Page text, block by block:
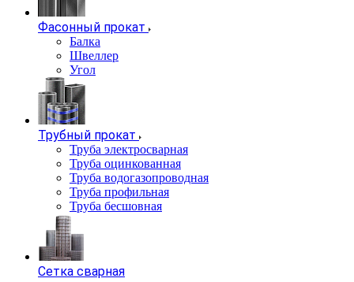
Фасонный прокат
Балка
Швеллер
Угол
Трубный прокат
Труба электросварная
Труба оцинкованная
Труба водогазопроводная
Труба профильная
Труба бесшовная
Сетка сварная